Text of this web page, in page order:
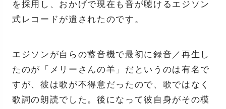
を採用し、おかげで現在も音が聴けるエジソン
式レコードが遺されたのです。
エジソンが自らの蓄音機で最初に録音／再生し
たのが「メリーさんの羊」だというのは有名で
すが、彼は歌が不得意だったので、歌ではなく
歌詞の朗読でした。後になって彼自身がその模